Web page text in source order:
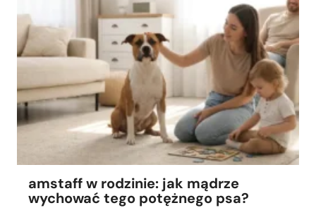
JAK
KROK
PO
KROKU
NAUCZYĆ
PUPILA
ZOSTAWANIA
SAMEMU?
amstaff w rodzinie: jak mądrze
wychować tego potężnego psa?